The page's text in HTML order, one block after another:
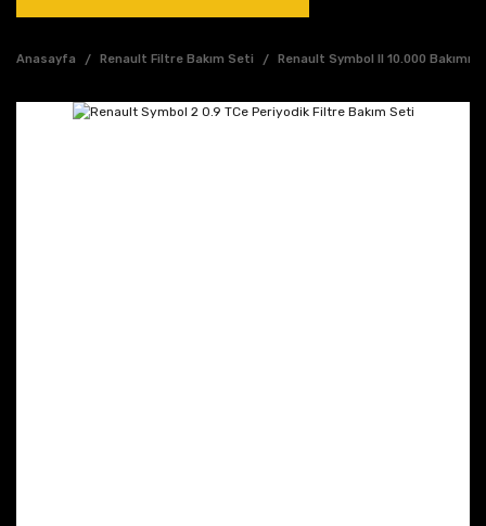
Anasayfa Renault Filtre Bakım Seti Renault Symbol II 10.000 Bakımı